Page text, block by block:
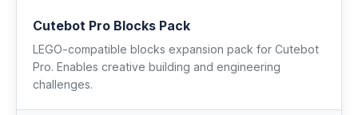
Cutebot Pro Blocks Pack
LEGO-compatible blocks expansion pack for Cutebot
Pro. Enables creative building and engineering
challenges.